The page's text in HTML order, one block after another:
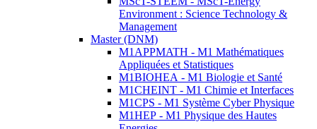
Environment : Science Technology &
Management
Master (DNM)
M1APPMATH - M1 Mathématiques
Appliquées et Statistiques
M1BIOHEA - M1 Biologie et Santé
M1CHEINT - M1 Chimie et Interfaces
M1CPS - M1 Système Cyber Physique
M1HEP - M1 Physique des Hautes